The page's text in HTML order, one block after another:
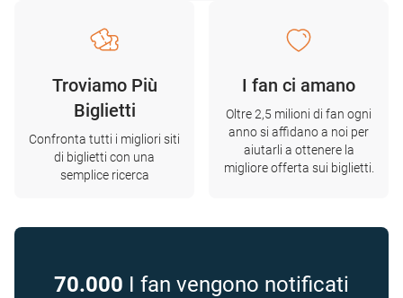
Troviamo Più
Biglietti
Confronta tutti i migliori siti
di biglietti con una
semplice ricerca
I fan ci amano
Oltre 2,5 milioni di fan ogni
anno si affidano a noi per
aiutarli a ottenere la
migliore offerta sui biglietti.
70.000 I fan vengono notificati